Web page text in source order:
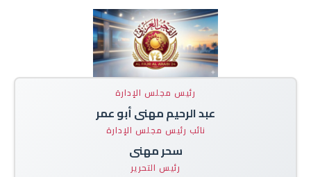
رئيس مجلس الإدارة
عبد الرحيم مهنى أبو عمر
نائب رئيس مجلس الإدارة
سحر مهنى
رئيس التحرير